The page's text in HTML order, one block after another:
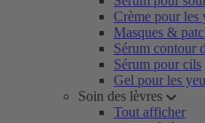
Crème pour les
Masques &
Sérum contour
Sérum pour cils
Gel pour les
Soin des lèvres
Tout afficher